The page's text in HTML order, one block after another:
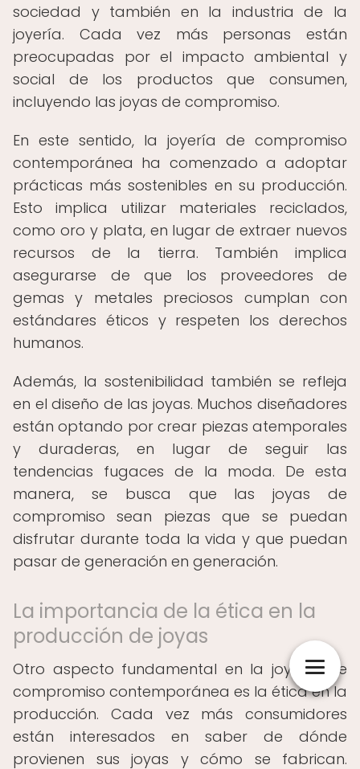
sociedad y también en la industria de la
joyería. Cada vez más personas están
preocupadas por el impacto ambiental y
social de los productos que consumen,
incluyendo las joyas de compromiso.
En este sentido, la joyería de compromiso
contemporánea ha comenzado a adoptar
prácticas más sostenibles en su producción.
Esto implica utilizar materiales reciclados,
como oro y plata, en lugar de extraer nuevos
recursos de la tierra. También implica
asegurarse de que los proveedores de
gemas y metales preciosos cumplan con
estándares éticos y respeten los derechos
humanos.
Además, la sostenibilidad también se refleja
en el diseño de las joyas. Muchos diseñadores
están optando por crear piezas atemporales
y duraderas, en lugar de seguir las
tendencias fugaces de la moda. De esta
manera, se busca que las joyas de
compromiso sean piezas que se puedan
disfrutar durante toda la vida y que puedan
pasar de generación en generación.
La importancia de la ética en la
producción de joyas
Otro aspecto fundamental en la joyería de
compromiso contemporánea es la ética en la
producción. Cada vez más consumidores
están interesados en saber de dónde
provienen sus joyas y cómo se fabrican.